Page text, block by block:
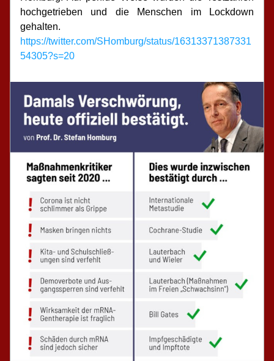
hochgetrieben und die Menschen im Lockdown
gehalten.
https://twitter.com/SHomburg/status/16313371387331
54305?s=20